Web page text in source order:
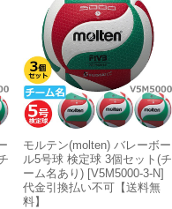
モルテン(molten) バレーボー
ル5号球 検定球 3個セット(チ
ーム名あり) [V5M5000-3-N]
代金引換払い不可【送料無
料】